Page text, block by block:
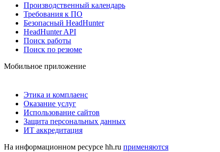
Производственный календарь
Требования к ПО
Безопасный HeadHunter
HeadHunter API
Поиск работы
Поиск по резюме
Мобильное приложение
Этика и комплаенс
Оказание услуг
Использование сайтов
Защита персональных данных
ИТ аккредитация
На информационном ресурсе hh.ru применяются